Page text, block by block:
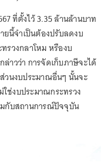
ที่ตั้งไว้ 3.35 ล้านล้านบาท
ยนี้จำเป็นต้องปรับลดงบ
รวงกลาโหม หรืองบ
าวว่า การจัดเก็บภาษีจะได้
วนงบประมาณอื่นๆ นั้นจะ
ช่งบประมาณกระทรวง
มกับสถานการณ์ปัจจุบัน